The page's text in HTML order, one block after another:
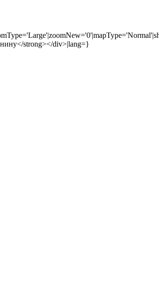
strong></div>|lang=}